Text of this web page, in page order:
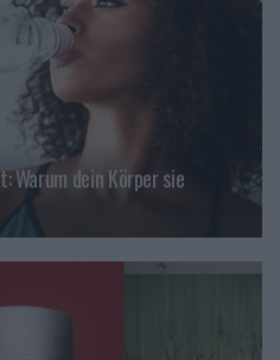
dein Körper sie